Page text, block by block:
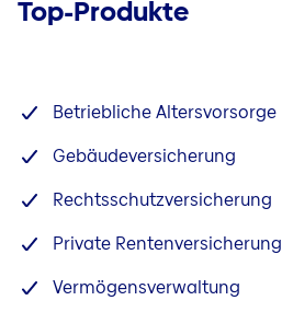
Top-Produkte
Betriebliche Altersvorsorge
Gebäudeversicherung
Rechtsschutzversicherung
Private Rentenversicherung
Vermögensverwaltung